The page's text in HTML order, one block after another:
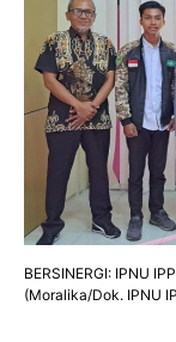
BERSINERGI: IPNU
(Moralika/Dok. IPNU